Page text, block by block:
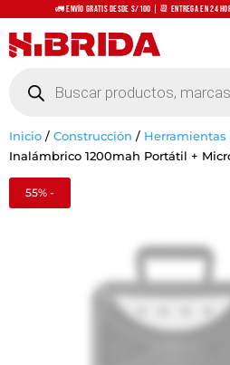
🚛 Envío Gratis desde S/100 | 📆 Entrega en 24
productos
Inicio / Construcción / Herramientas
Inalámbrico 1200mah Portátil +
55% -